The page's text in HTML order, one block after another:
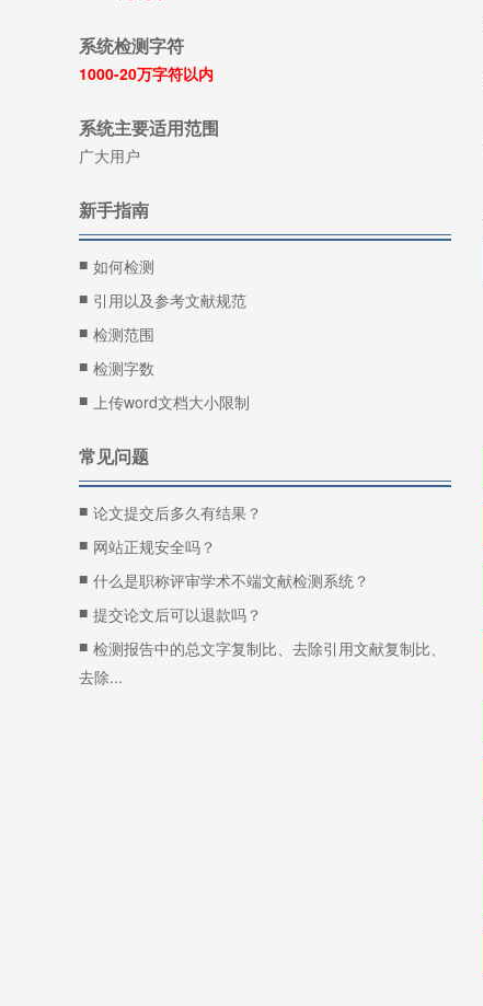
系统检测字符
1000-20万字符以内
系统主要适用范围
广大用户
新手指南
■ 如何检测
■ 引用以及参考文献规范
■ 检测范围
■ 检测字数
■ 上传word文档大小限制
常见问题
■ 论文提交后多久有结果？
■ 网站正规安全吗？
■ 什么是职称评审学术不端文献检测系统？
■ 提交论文后可以退款吗？
■ 检测报告中的总文字复制比、去除引用文献复制比、
去除...